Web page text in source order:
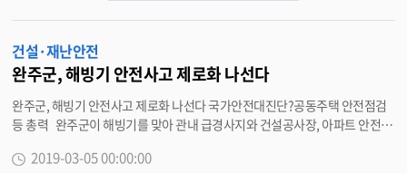
하고 건강한 여름을 보낼 수 있도록 노력하겠다”며 “이번 전수점검 이외에도
무더위쉼터의 지속적인 점검과 관리에 최선을 다하겠다”고 전했다. <담당부
서 재난안전과 290-2933>
건설·재난안전
완주군, 해빙기 안전사고 제로화 나선다
완주군, 해빙기 안전사고 제로화 나선다 국가안전대진단?공동주택 안전점검
등 총력 완주군이 해빙기를 맞아 관내 급경사지와 건설공사장, 아파트 안전사
제로(Zero)화를 목표로 총력전을 펼치고 있다고 밝혔다. 우선 오는 18일까지
2019-03-05 00:00:00